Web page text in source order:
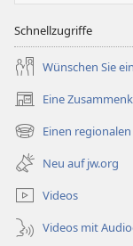
Schnellzugriffe
Wünschen Sie
Eine
(öffnet
neues
Fenster)
Einen
(öffnet
neues
Fenster)
Neu auf jw.org
Videos
Videos mit